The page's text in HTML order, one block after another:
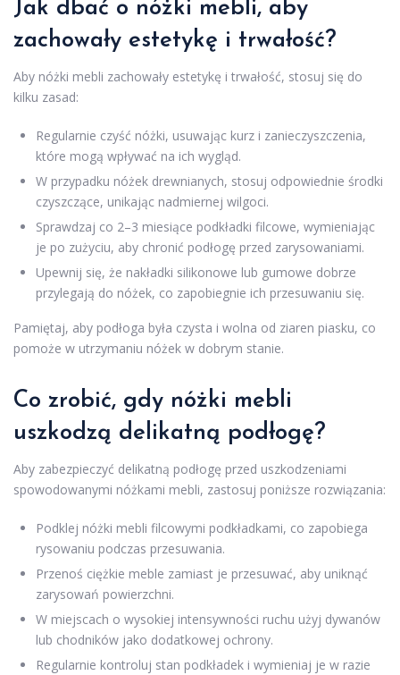
Jak dbać o nóżki mebli, aby
zachowały estetykę i trwałość?
Aby nóżki mebli zachowały estetykę i trwałość, stosuj się do
kilku zasad:
Regularnie czyść nóżki, usuwając kurz i zanieczyszczenia,
które mogą wpływać na ich wygląd.
W przypadku nóżek drewnianych, stosuj odpowiednie środki
czyszczące, unikając nadmiernej wilgoci.
Sprawdzaj co 2–3 miesiące podkładki filcowe, wymieniając
je po zużyciu, aby chronić podłogę przed zarysowaniami.
Upewnij się, że nakładki silikonowe lub gumowe dobrze
przylegają do nóżek, co zapobiegnie ich przesuwaniu się.
Pamiętaj, aby podłoga była czysta i wolna od ziaren piasku, co
pomoże w utrzymaniu nóżek w dobrym stanie.
Co zrobić, gdy nóżki mebli
uszkodzą delikatną podłogę?
Aby zabezpieczyć delikatną podłogę przed uszkodzeniami
spowodowanymi nóżkami mebli, zastosuj poniższe rozwiązania:
Podklej nóżki mebli filcowymi podkładkami, co zapobiega
rysowaniu podczas przesuwania.
Przenoś ciężkie meble zamiast je przesuwać, aby uniknąć
zarysowań powierzchni.
W miejscach o wysokiej intensywności ruchu użyj dywanów
lub chodników jako dodatkowej ochrony.
Regularnie kontroluj stan podkładek i wymieniaj je w razie